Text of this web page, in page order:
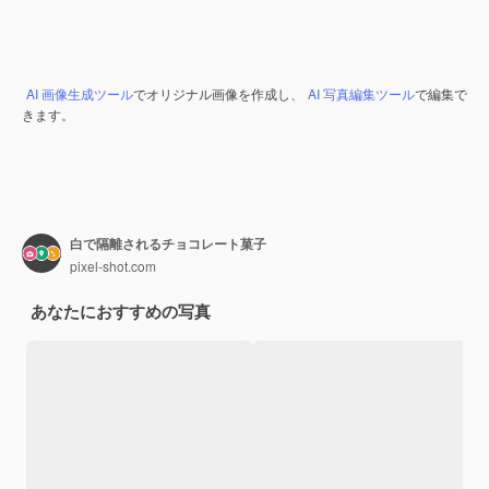
AI 画像生成ツールでオリジナル画像を作成し、 AI 写真編集ツールで編集で
きます。
白で隔離されるチョコレート菓子
pixel-shot.com
あなたにおすすめの写真